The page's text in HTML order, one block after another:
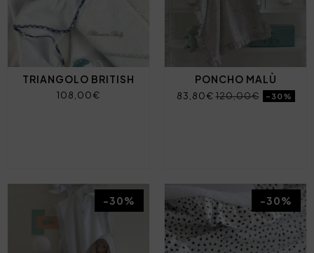
TRIANGOLO BRITISH
108,00€
PONCHO MALÙ
83,80€120,00€ -30%
-30% -30%